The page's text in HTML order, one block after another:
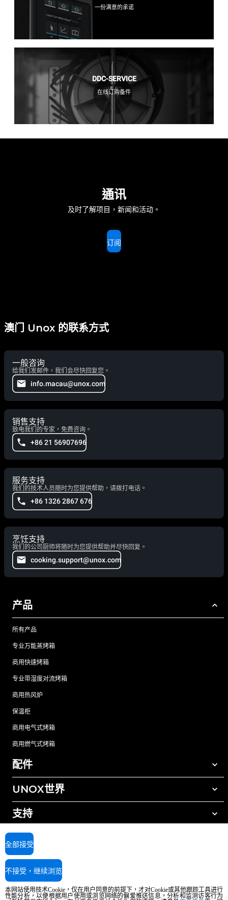
一份满意的承诺
DDC-SERVICE
在线订购备件
通讯
及时了解项目，新闻和活动。
订阅
澳门 Unox 的联系方式
一般咨询
给我们发邮件，我们会尽快回复您。
info.macau@unox.com
销售支持
致电我们的专家，免费咨询。
+86 21 56907696
服务支持
我们的技术人员随时为您提供帮助，请拨打电话。
+86 1326 2867 676
烹饪支持
我们的公司厨师将随时为您提供帮助并尽快回复。
cooking.support@unox.com
产品
所有产品
专业万能蒸烤箱
商用快速烤箱
专业带湿度对流烤箱
商用热风炉
保温柜
商用电气式烤箱
商用燃气式烤箱
配件
所有配件
手动清洗清洁剂
树脂过滤水处理
反渗透水处理
UNOX世界
我们在全球的办事处
支持
UNOX质保
查找经销商
查找服务中心
版权所有2026 UNOX SpA保留所有权利。Reg.Imp.Padova n°04230750285 -
AI Content Disclaimer
本网站使用技术Cookie，仅在用户同意的前提下，才对Cookie或其他跟踪工具进行
性能分析，以便根据用户使用或浏览网络的偏爱推送信息，分析和监测访客行为
全部接受
不接受，继续浏览